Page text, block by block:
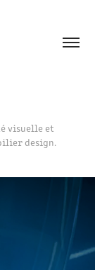
visuelle et
design.